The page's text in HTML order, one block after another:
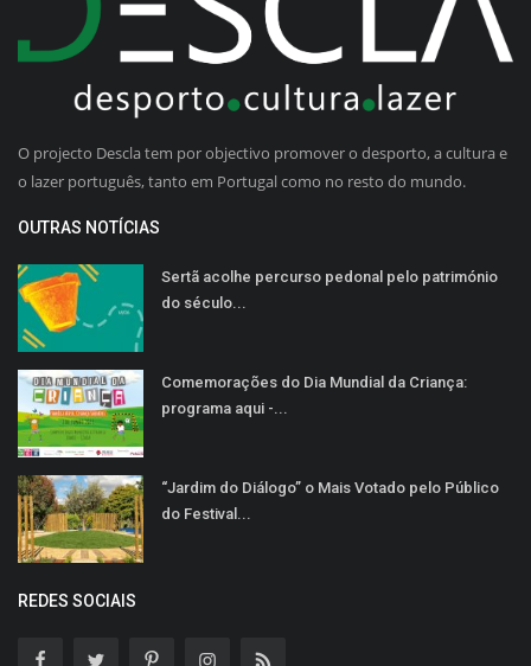
O projecto Descla tem por objectivo promover o desporto, a cultura e
o lazer português, tanto em Portugal como no resto do mundo.
OUTRAS NOTÍCIAS
Sertã acolhe percurso pedonal pelo património
do século...
Comemorações do Dia Mundial da Criança:
programa aqui -...
“Jardim do Diálogo” o Mais Votado pelo Público
do Festival...
REDES SOCIAIS